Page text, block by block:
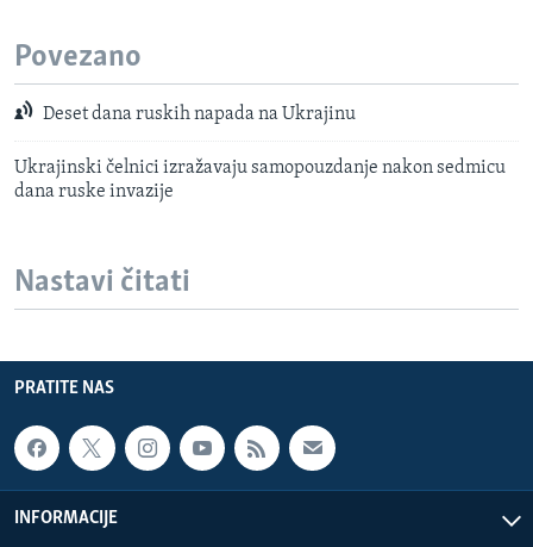
Povezano
Deset dana ruskih napada na Ukrajinu
Ukrajinski čelnici izražavaju samopouzdanje nakon sedmicu
dana ruske invazije
Nastavi čitati
PRATITE NAS
INFORMACIJE